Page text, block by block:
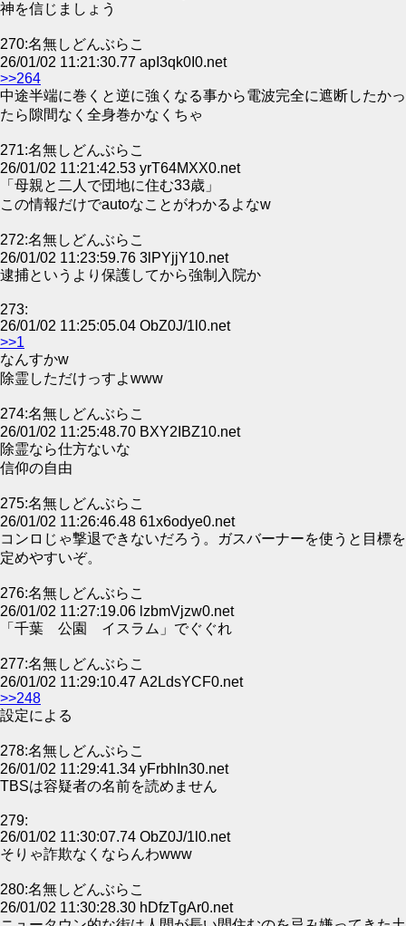
神を信じましょう
270:名無しどんぶらこ
26/01/02 11:21:30.77 apI3qk0I0.net
>>264
中途半端に巻くと逆に強くなる事から電波完全に遮断したかっ
たら隙間なく全身巻かなくちゃ
271:名無しどんぶらこ
26/01/02 11:21:42.53 yrT64MXX0.net
「母親と二人で団地に住む33歳」
この情報だけでautoなことがわかるよなw
272:名無しどんぶらこ
26/01/02 11:23:59.76 3lPYjjY10.net
逮捕というより保護してから強制入院か
273:
26/01/02 11:25:05.04 ObZ0J/1l0.net
>>1
なんすかw
除霊しただけっすよwww
274:名無しどんぶらこ
26/01/02 11:25:48.70 BXY2IBZ10.net
除霊なら仕方ないな
信仰の自由
275:名無しどんぶらこ
26/01/02 11:26:46.48 61x6odye0.net
コンロじゃ撃退できないだろう。ガスバーナーを使うと目標を
定めやすいぞ。
276:名無しどんぶらこ
26/01/02 11:27:19.06 lzbmVjzw0.net
「千葉 公園 イスラム」でぐぐれ
277:名無しどんぶらこ
26/01/02 11:29:10.47 A2LdsYCF0.net
>>248
設定による
278:名無しどんぶらこ
26/01/02 11:29:41.34 yFrbhIn30.net
TBSは容疑者の名前を読めません
279:
26/01/02 11:30:07.74 ObZ0J/1l0.net
そりゃ詐欺なくならんわwww
280:名無しどんぶらこ
26/01/02 11:30:28.30 hDfzTgAr0.net